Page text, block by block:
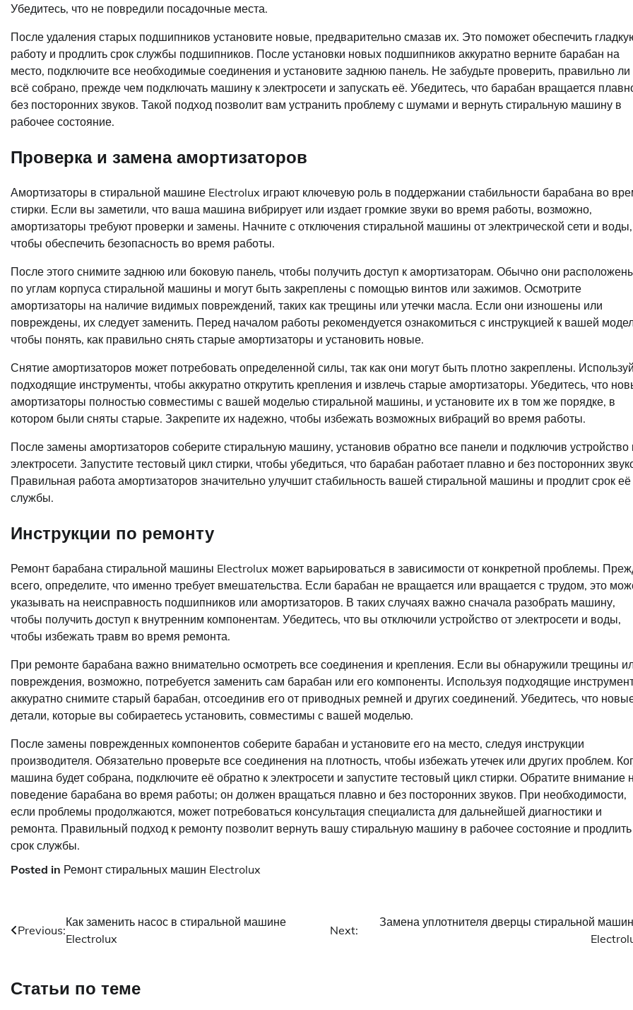
Убедитесь, что не повредили посадочные места.
После удаления старых подшипников установите новые, предварительно смазав их. Это поможет обеспечить
работу и продлить срок службы подшипников. После установки новых подшипников аккуратно верните барабан на
место, подключите все необходимые соединения и установите заднюю панель. Не забудьте проверить, правильно ли
всё собрано, прежде чем подключать машину к электросети и запускать её. Убедитесь, что барабан вращается
без посторонних звуков. Такой подход позволит вам устранить проблему с шумами и вернуть стиральную машину в
рабочее состояние.
Проверка и замена амортизаторов
Амортизаторы в стиральной машине Electrolux играют ключевую роль в поддержании стабильности барабана во
стирки. Если вы заметили, что ваша машина вибрирует или издает громкие звуки во время работы, возможно,
амортизаторы требуют проверки и замены. Начните с отключения стиральной машины от электрической сети и воды,
чтобы обеспечить безопасность во время работы.
После этого снимите заднюю или боковую панель, чтобы получить доступ к амортизаторам. Обычно они
по углам корпуса стиральной машины и могут быть закреплены с помощью винтов или зажимов. Осмотрите
амортизаторы на наличие видимых повреждений, таких как трещины или утечки масла. Если они изношены или
повреждены, их следует заменить. Перед началом работы рекомендуется ознакомиться с инструкцией к вашей
чтобы понять, как правильно снять старые амортизаторы и установить новые.
Снятие амортизаторов может потребовать определенной силы, так как они могут быть плотно закреплены.
подходящие инструменты, чтобы аккуратно открутить крепления и извлечь старые амортизаторы. Убедитесь, что
амортизаторы полностью совместимы с вашей моделью стиральной машины, и установите их в том же порядке, в
котором были сняты старые. Закрепите их надежно, чтобы избежать возможных вибраций во время работы.
После замены амортизаторов соберите стиральную машину, установив обратно все панели и подключив устройство
электросети. Запустите тестовый цикл стирки, чтобы убедиться, что барабан работает плавно и без посторонних
Правильная работа амортизаторов значительно улучшит стабильность вашей стиральной машины и продлит срок её
службы.
Инструкции по ремонту
Ремонт барабана стиральной машины Electrolux может варьироваться в зависимости от конкретной проблемы.
всего, определите, что именно требует вмешательства. Если барабан не вращается или вращается с трудом, это
указывать на неисправность подшипников или амортизаторов. В таких случаях важно сначала разобрать машину,
чтобы получить доступ к внутренним компонентам. Убедитесь, что вы отключили устройство от электросети и воды,
чтобы избежать травм во время ремонта.
При ремонте барабана важно внимательно осмотреть все соединения и крепления. Если вы обнаружили трещины
повреждения, возможно, потребуется заменить сам барабан или его компоненты. Используя подходящие
аккуратно снимите старый барабан, отсоединив его от приводных ремней и других соединений. Убедитесь, что
детали, которые вы собираетесь установить, совместимы с вашей моделью.
После замены поврежденных компонентов соберите барабан и установите его на место, следуя инструкции
производителя. Обязательно проверьте все соединения на плотность, чтобы избежать утечек или других проблем.
машина будет собрана, подключите её обратно к электросети и запустите тестовый цикл стирки. Обратите внимание
поведение барабана во время работы; он должен вращаться плавно и без посторонних звуков. При необходимости,
если проблемы продолжаются, может потребоваться консультация специалиста для дальнейшей диагностики и
ремонта. Правильный подход к ремонту позволит вернуть вашу стиральную машину в рабочее состояние и
срок службы.
Posted in Ремонт стиральных машин Electrolux
Навигация
Previous:
Как заменить насос в стиральной машине
Electrolux
Next:
Замена уплотнителя дверцы стиральной
Статьи по теме